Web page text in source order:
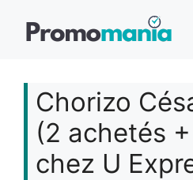
Chorizo
(2 achetés
chez U